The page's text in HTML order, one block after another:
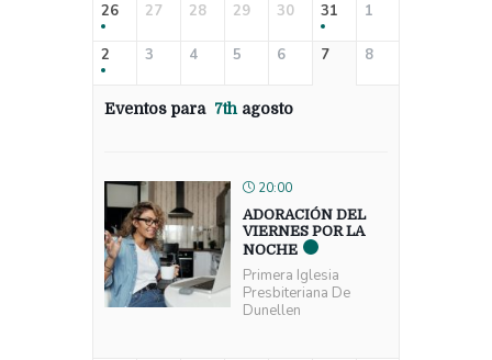
26 27 28 29 30 31 1
2 3 4 5 6 7 8
Eventos para 7th agosto
20:00
ADORACIÓN DEL
VIERNES POR LA
NOCHE
Primera Iglesia
Presbiteriana De
Dunellen